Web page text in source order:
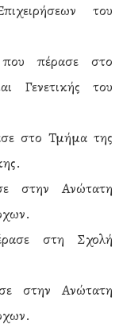
του
που πέρασε στο
Γενετικής του
στο Τμήμα της
στην Ανώτατη
στη Σχολή
στην Ανώτατη